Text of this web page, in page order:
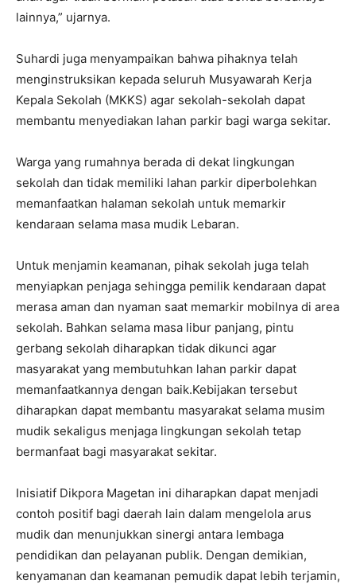
lainnya,” ujarnya.
Suhardi juga menyampaikan bahwa pihaknya telah
menginstruksikan kepada seluruh Musyawarah Kerja
Kepala Sekolah (MKKS) agar sekolah-sekolah dapat
membantu menyediakan lahan parkir bagi warga sekitar.
Warga yang rumahnya berada di dekat lingkungan
sekolah dan tidak memiliki lahan parkir diperbolehkan
memanfaatkan halaman sekolah untuk memarkir
kendaraan selama masa mudik Lebaran.
Untuk menjamin keamanan, pihak sekolah juga telah
menyiapkan penjaga sehingga pemilik kendaraan dapat
merasa aman dan nyaman saat memarkir mobilnya di area
sekolah. Bahkan selama masa libur panjang, pintu
gerbang sekolah diharapkan tidak dikunci agar
masyarakat yang membutuhkan lahan parkir dapat
memanfaatkannya dengan baik.Kebijakan tersebut
diharapkan dapat membantu masyarakat selama musim
mudik sekaligus menjaga lingkungan sekolah tetap
bermanfaat bagi masyarakat sekitar.
Inisiatif Dikpora Magetan ini diharapkan dapat menjadi
contoh positif bagi daerah lain dalam mengelola arus
mudik dan menunjukkan sinergi antara lembaga
pendidikan dan pelayanan publik. Dengan demikian,
kenyamanan dan keamanan pemudik dapat lebih terjamin,